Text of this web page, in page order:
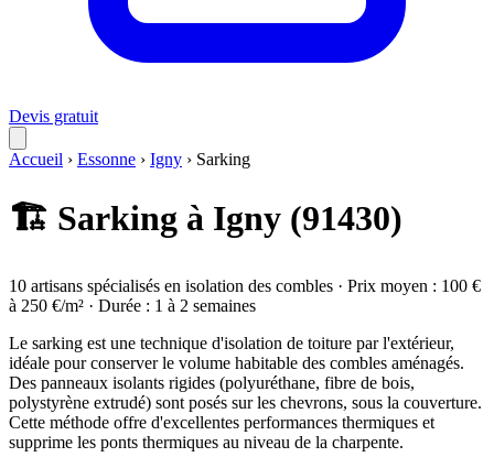
Devis gratuit
Accueil › Essonne › Igny › Sarking
🏗️ Sarking à Igny (91430)
10 artisans spécialisés en isolation des combles · Prix moyen : 100 €
à 250 €/m² · Durée : 1 à 2 semaines
Le sarking est une technique d'isolation de toiture par l'extérieur,
idéale pour conserver le volume habitable des combles aménagés.
Des panneaux isolants rigides (polyuréthane, fibre de bois,
polystyrène extrudé) sont posés sur les chevrons, sous la couverture.
Cette méthode offre d'excellentes performances thermiques et
supprime les ponts thermiques au niveau de la charpente.